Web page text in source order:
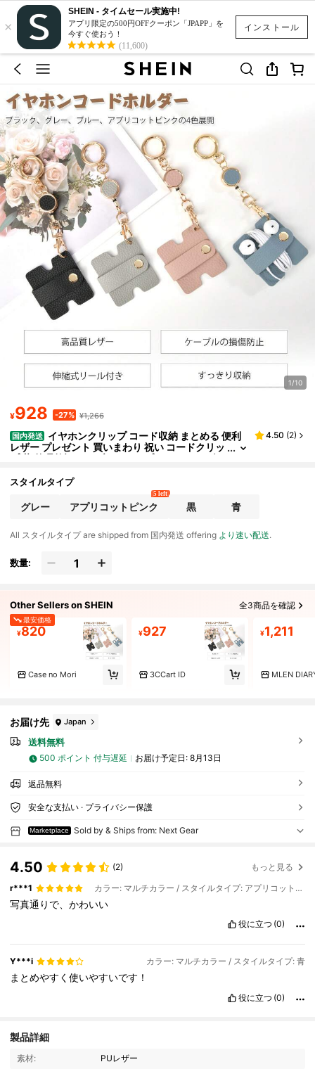
インストール
×
SHEIN - タイムセール実施中!
アプリ限定の500円OFFクーポン「JPAPP」を
今すぐ使おう！
(11,600)
1/10
¥928 -27% ¥1,266
国内発送 イヤホンクリップ コード収納 まとめる 便利
レザー プレゼント 買いまわり 祝い コードクリッ
プ 革 整理整頓 ケーブルクリップ コードホルダー
ねる イヤホン イヤホンホルダー イヤホンクリップ コ
4.50 (2)
スタイルタイプ
グレー アプリコットピンク
5 left
黒 青
All スタイルタイプ are shipped from 国内発送 offering より速い配送.
数量:
Other Sellers on SHEIN 全3商品を確認
最安価格
¥820
Case no Mori
¥927
3CCart ID
¥1,211
MLEN
お届け先 Japan
送料無料
500 ポイント 付与遅延 お届け予定日: 8月13日
返品無料
安全な支払い · プライバシー保護
Marketplace Sold by & Ships from: Next Gear
4.50 (2) もっと見る
r***1 カラー: マルチカラー / スタイルタイプ: アプリコットピンク
写真通りで、かわいい
役に立つ (0)
Y***i カラー: マルチカラー / スタイルタイプ: 青
まとめやすく使いやすいです！
役に立つ (0)
製品詳細
素材: PUレザー